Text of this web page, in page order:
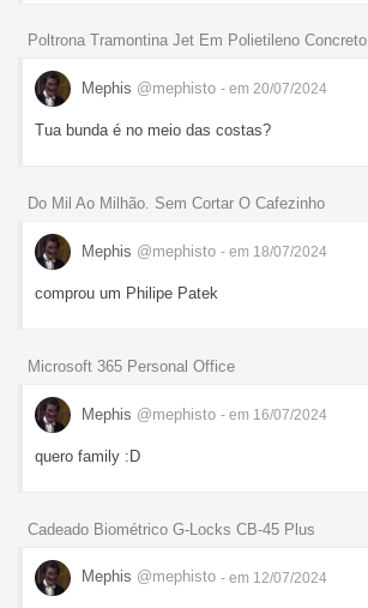
Poltrona Tramontina Jet Em Polietileno Concreto
Mephis @mephisto - em 20/07/2024
Tua bunda é no meio das costas?
Do Mil Ao Milhão. Sem Cortar O Cafezinho
Mephis @mephisto - em 18/07/2024
comprou um Philipe Patek
Microsoft 365 Personal Office
Mephis @mephisto - em 16/07/2024
quero family :D
Cadeado Biométrico G-Locks CB-45 Plus
Mephis @mephisto - em 12/07/2024